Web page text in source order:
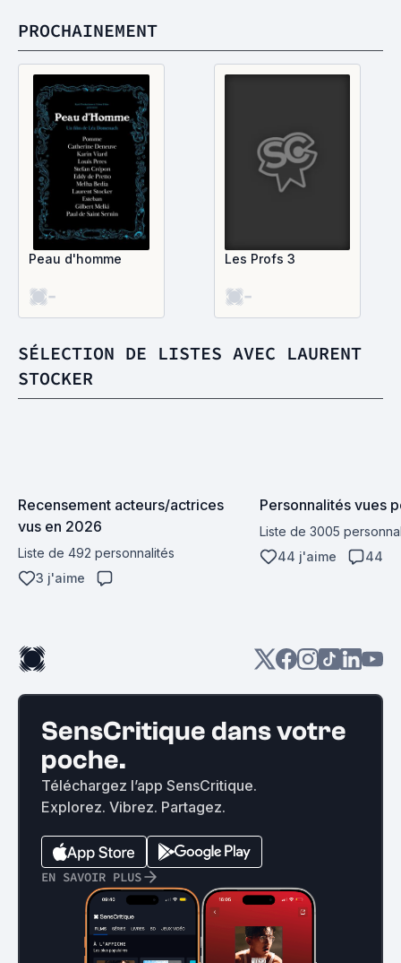
PROCHAINEMENT
Peau d'homme
-
Les Profs 3
-
SÉLECTION DE LISTES AVEC LAURENT
STOCKER
Recensement acteurs/actrices
vus en 2026
Liste de 492 personnalités
3 j'aime
Personnalités vues
Liste de 3005
44 j'aime
44
SensCritique dans votre
poche.
Téléchargez l’app SensCritique.
Explorez. Vibrez. Partagez.
EN SAVOIR PLUS